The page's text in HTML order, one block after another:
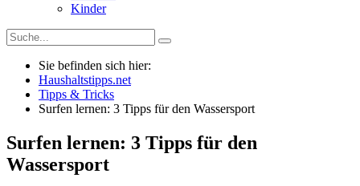
Kinder
Sie befinden sich hier:
Haushaltstipps.net
Tipps & Tricks
Surfen lernen: 3 Tipps für den Wassersport
Surfen lernen: 3 Tipps für den
Wassersport